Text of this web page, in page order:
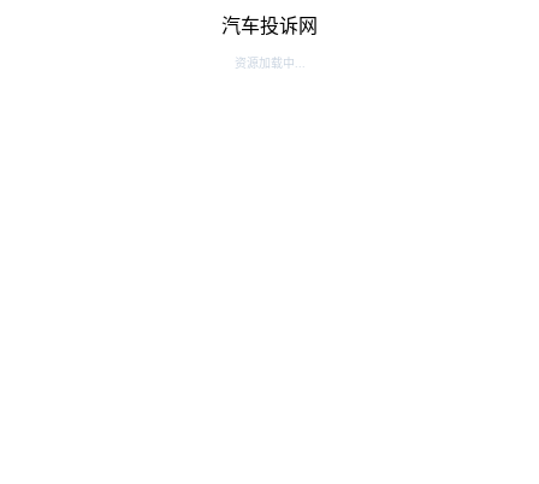
汽车投诉网
资源加载中...